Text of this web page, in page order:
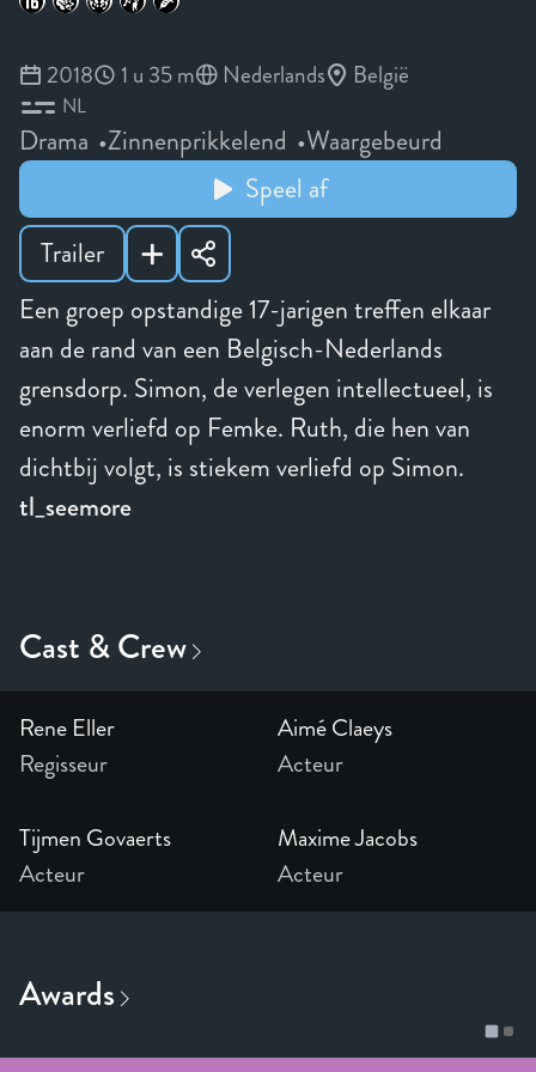
Een groep opstandige 17-jarigen treffen elkaar
aan de rand van een Belgisch-Nederlands
grensdorp. Simon, de verlegen intellectueel, is
enorm verliefd op Femke. Ruth, die hen van
dichtbij volgt, is stiekem verliefd op Simon.
tl_seemore
2018 1 u 35 m Nederlands België
NL
Drama Zinnenprikkelend
Waargebeurd
Speel af
Trailer
Rene Eller
Regisseur
Aimé Claeys
Acteur
Tijmen Govaerts
Acteur
Maxime Jacobs
Acteur